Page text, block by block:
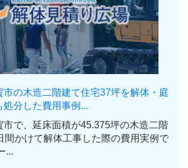
市の木造二階建て住宅37坪を解体・庭
処分した費用事例...
市で、延床面積が45.375坪の木造二階
間かけて解体工事した際の費用実例で
...